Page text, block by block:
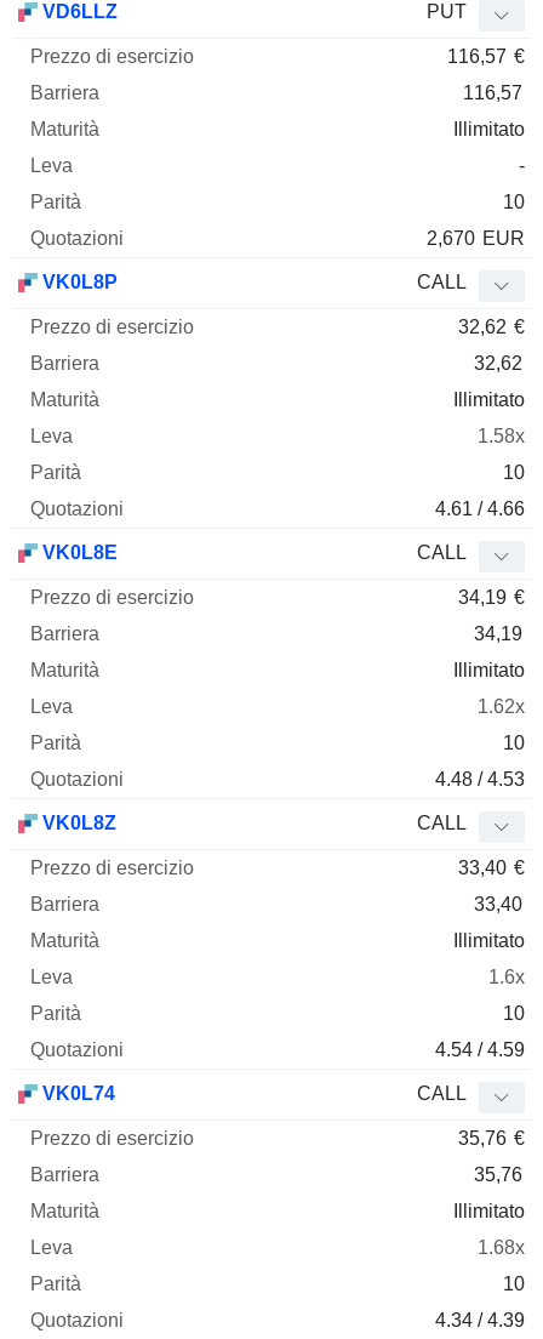
VD6LLZ PUT
116,57 €
116,57
Illimitato
-
10
2,670 EUR
VK0L8P CALL
32,62 €
32,62
Illimitato
1.58x
10
4.61 / 4.66
VK0L8E CALL
34,19 €
34,19
Illimitato
1.62x
10
4.48 / 4.53
VK0L8Z CALL
33,40 €
33,40
Illimitato
1.6x
10
4.54 / 4.59
VK0L74 CALL
35,76 €
35,76
Illimitato
1.68x
10
4.34 / 4.39